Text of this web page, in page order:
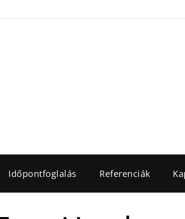
Időpontfoglalás Referenciák